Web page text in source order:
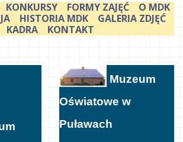
KONKURSY FORMY ZAJĘĆ
O MDK
HISTORIA MDK
GALERIA ZDJĘĆ
KADRA
KONTAKT
Muzeum
Oświatowe w
Puławach